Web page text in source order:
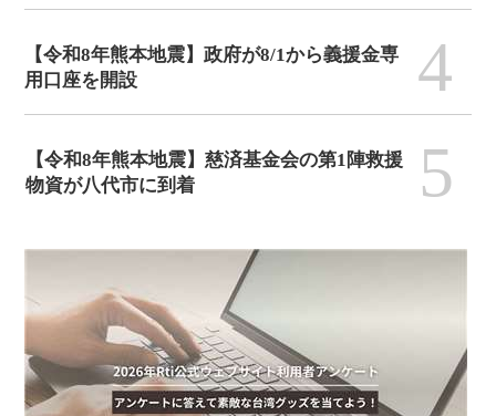
【令和8年熊本地震】政府が8/1から義援金専
用口座を開設
4
【令和8年熊本地震】慈済基金会の第1陣救援
物資が八代市に到着
5